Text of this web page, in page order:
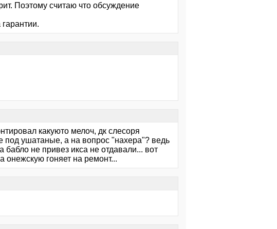
Поэтому считаю что обсуждение
какуюто мелоч, дк слесоря
под ушатаные, а на вопрос "нахера"? ведь
бабло не привез икса не отдавали... вот
онежскую гоняет на ремонт...